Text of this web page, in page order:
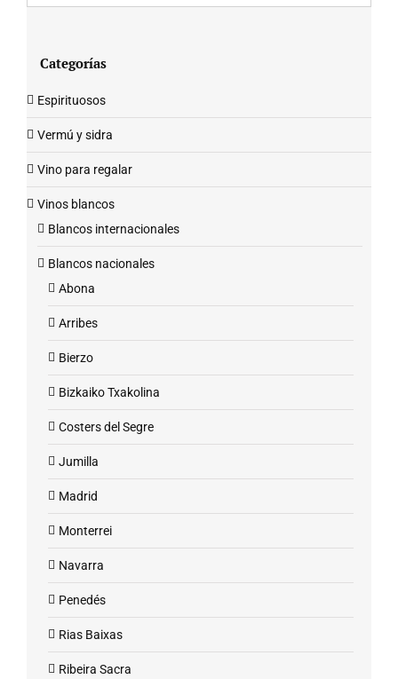
Categorías
Espirituosos
Vermú y sidra
Vino para regalar
Vinos blancos
Blancos internacionales
Blancos nacionales
Abona
Arribes
Bierzo
Bizkaiko Txakolina
Costers del Segre
Jumilla
Madrid
Monterrei
Navarra
Penedés
Rias Baixas
Ribeira Sacra